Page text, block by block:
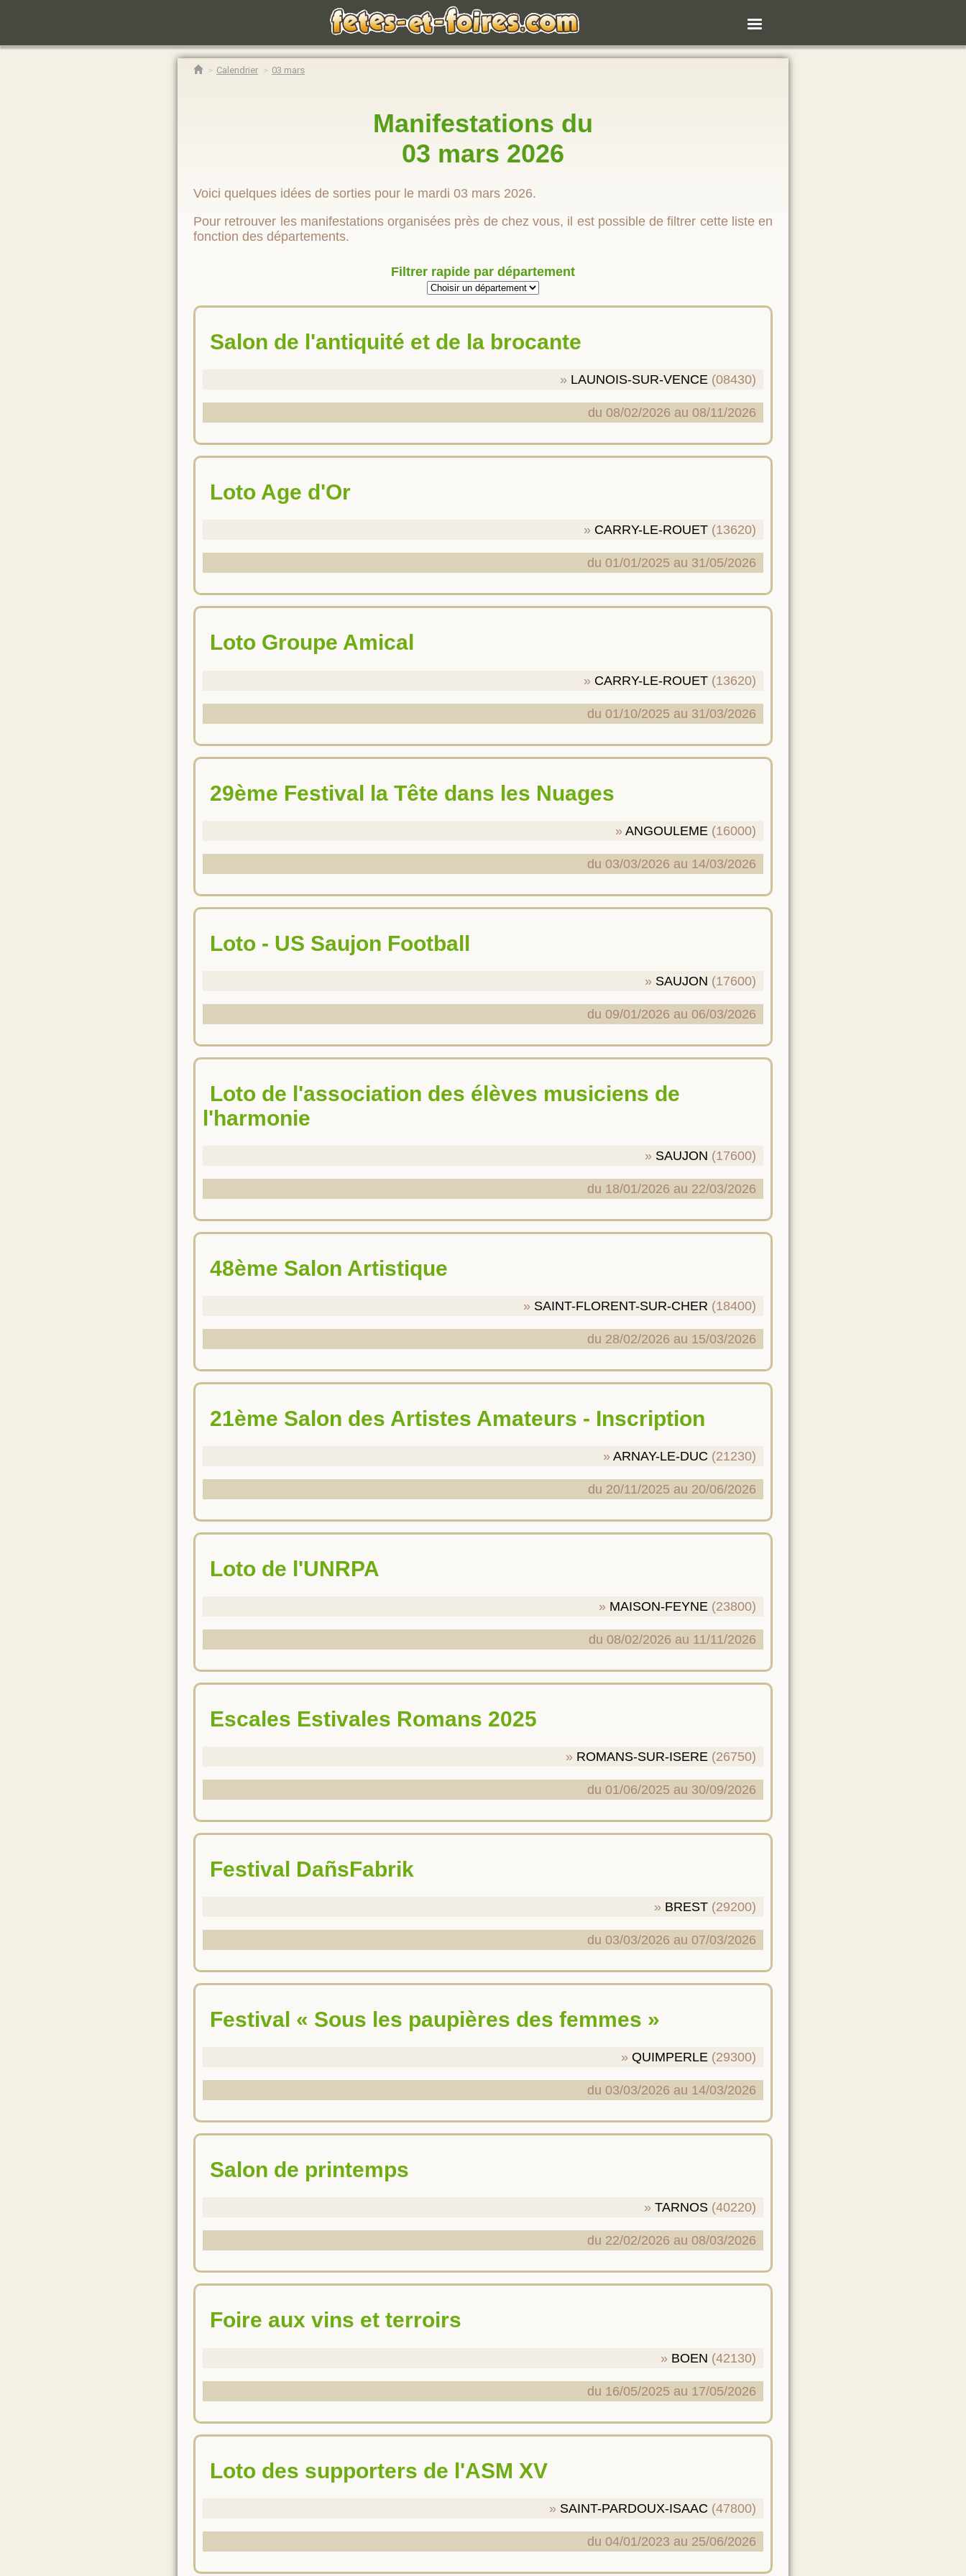
Calendrier 03 mars
Manifestations du
03 mars 2026
Voici quelques idées de sorties pour le mardi 03 mars 2026.
Pour retrouver les manifestations organisées près de chez vous, il est possible de filtrer cette liste en
fonction des départements.
Filtrer rapide par département
Salon de l'antiquité et de la brocante
LAUNOIS-SUR-VENCE (08430)
du 08/02/2026 au 08/11/2026
Loto Age d'Or
CARRY-LE-ROUET (13620)
du 01/01/2025 au 31/05/2026
Loto Groupe Amical
CARRY-LE-ROUET (13620)
du 01/10/2025 au 31/03/2026
29ème Festival la Tête dans les Nuages
ANGOULEME (16000)
du 03/03/2026 au 14/03/2026
Loto - US Saujon Football
SAUJON (17600)
du 09/01/2026 au 06/03/2026
Loto de l'association des élèves musiciens de
l'harmonie
SAUJON (17600)
du 18/01/2026 au 22/03/2026
48ème Salon Artistique
SAINT-FLORENT-SUR-CHER (18400)
du 28/02/2026 au 15/03/2026
21ème Salon des Artistes Amateurs - Inscription
ARNAY-LE-DUC (21230)
du 20/11/2025 au 20/06/2026
Loto de l'UNRPA
MAISON-FEYNE (23800)
du 08/02/2026 au 11/11/2026
Escales Estivales Romans 2025
ROMANS-SUR-ISERE (26750)
du 01/06/2025 au 30/09/2026
Festival DañsFabrik
BREST (29200)
du 03/03/2026 au 07/03/2026
Festival « Sous les paupières des femmes »
QUIMPERLE (29300)
du 03/03/2026 au 14/03/2026
Salon de printemps
TARNOS (40220)
du 22/02/2026 au 08/03/2026
Foire aux vins et terroirs
BOEN (42130)
du 16/05/2025 au 17/05/2026
Loto des supporters de l'ASM XV
SAINT-PARDOUX-ISAAC (47800)
du 04/01/2023 au 25/06/2026